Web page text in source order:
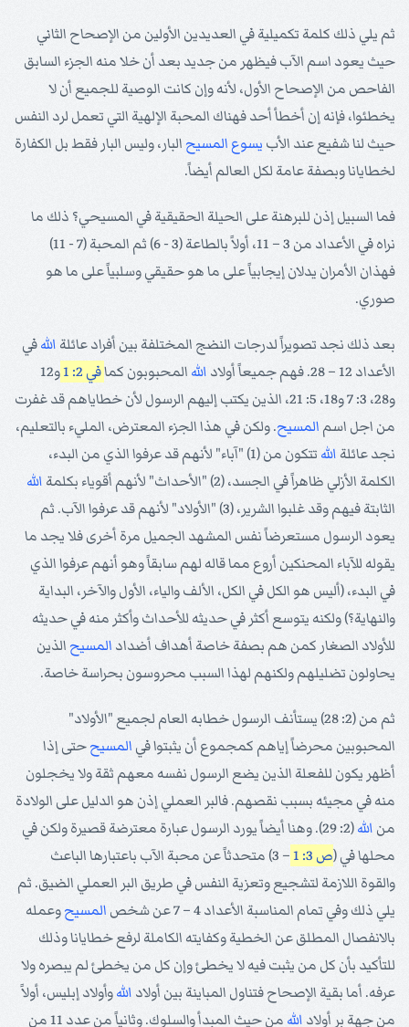
ثم يلي ذلك كلمة تكميلية في العديدين الأولين من الإصحاح الثاني
حيث يعود اسم الآب فيظهر من جديد بعد أن خلا منه الجزء السابق
الفاحص من الإصحاح الأول، لأنه وإن كانت الوصية للجميع أن لا
يخطئوا، فإنه إن أخطأ أحد فهناك المحبة الإلهية التي تعمل لرد النفس
حيث لنا شفيع عند الأب يسوع المسيح البار، وليس البار فقط بل الكفارة
لخطايانا وبصفة عامة لكل العالم أيضاً.
فما السبيل إذن للبرهنة على الحيلة الحقيقية في المسيحي؟ ذلك ما
نراه في الأعداد من 3 – 11، أولاً بالطاعة (3 - 6) ثم المحبة (7 - 11)
فهذان الأمران يدلان إيجابياً على ما هو حقيقي وسلبياً على ما هو
صوري.
بعد ذلك نجد تصويراً لدرجات النضج المختلفة بين أفراد عائلة اللهفي
الأعداد 12 – 28. فهم جميعاً أولاد
الله المحبوبون كمافي 2: 1
و12
و28، 3: 7 و18، 5: 21، الذين يكتب إليهم الرسول لأن خطاياهم قد غفرت
من اجل اسم المسيح. ولكن في هذا الجزء المعترض، المليء بالتعليم،
نجد عائلة الله
تتكون من (1) "آباء" لأنهم قد عرفوا الذي من البدء،
الكلمة الأزلي ظاهراً في الجسد، (2) "الأحداث" لأنهم أقوياء بكلمة
الله
الثابتة فيهم وقد غلبوا الشرير، (3) "الأولاد" لأنهم قد عرفوا الآب. ثم
يعود الرسول مستعرضاً نفس المشهد الجميل مرة أخرى فلا يجد ما
يقوله للآباء المحنكين أروع مما قاله لهم سابقاً وهو أنهم عرفوا الذي
في البدء، (أليس هو الكل في الكل، الألف والياء، الأول والآخر، البداية
والنهاية؟) ولكنه يتوسع أكثر في حديثه للأحداث وأكثر منه في حديثه
للأولاد الصغار كمن هم بصفة خاصة أهداف أضداد المسيح الذين
يحاولون تضليلهم ولكنهم لهذا السبب محروسون بحراسة خاصة.
ثم من (2: 28) يستأنف الرسول خطابه العام لجميع "الأولاد"
المحبوبين محرضاً إياهم كمجموع أن يثبتوا في المسيححتى إذا
أظهر يكون للفعلة الذين يضع الرسول نفسه معهم ثقة ولا يخجلون
منه في مجيئه بسبب نقصهم. فالبر العملي إذن هو الدليل على الولادة
من الله
(2: 29). وهنا أيضاً يورد الرسول عبارة معترضة قصيرة ولكن في
محلها في (ص 3: 1
– 3) متحدثاً عن محبة الآب باعتبارها الباعث
والقوة اللازمة لتشجيع وتعزية النفس في طريق البر العملي الضيق. ثم
يلي ذلك وفي تمام المناسبة الأعداد 4 – 7 عن شخص
المسيحوعمله
بالانفصال المطلق عن الخطية وكفايته الكاملة لرفع خطايانا وذلك
للتأكيد بأن كل من يثبت فيه لا يخطئ وإن كل من يخطئ لم يبصره ولا
عرفه. أما بقية الإصحاح فتناول المباينة بين أولاد اللهوأولاد إبليس، أولاً
من جهة بر أولاد الله
من حيث المبدأ والسلوك. وثانياً من عدد 11 من